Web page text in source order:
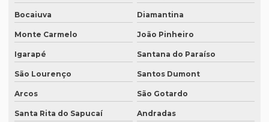
Empresa de tradução simultânea para zoom em sp
Empresa tradução site
Empresa de tradução de sites em inglês
Empresa de tradução sp
Empresa de tradução técnica
Empresa de tradução técnica em inglês
Bocaiuva Diamantina
Monte Carmelo João Pinheiro
Igarapé Santana do Paraíso
São Lourenço Santos Dumont
Arcos São Gotardo
Santa Rita do Sapucaí Andradas